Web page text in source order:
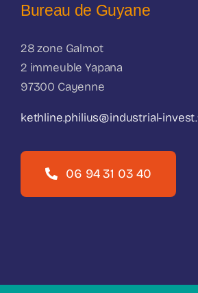
Bureau de Guyane
28 zone Galmot
2 immeuble Yapana
97300 Cayenne
kethline.philius@industrial-
06 94 31 03 40